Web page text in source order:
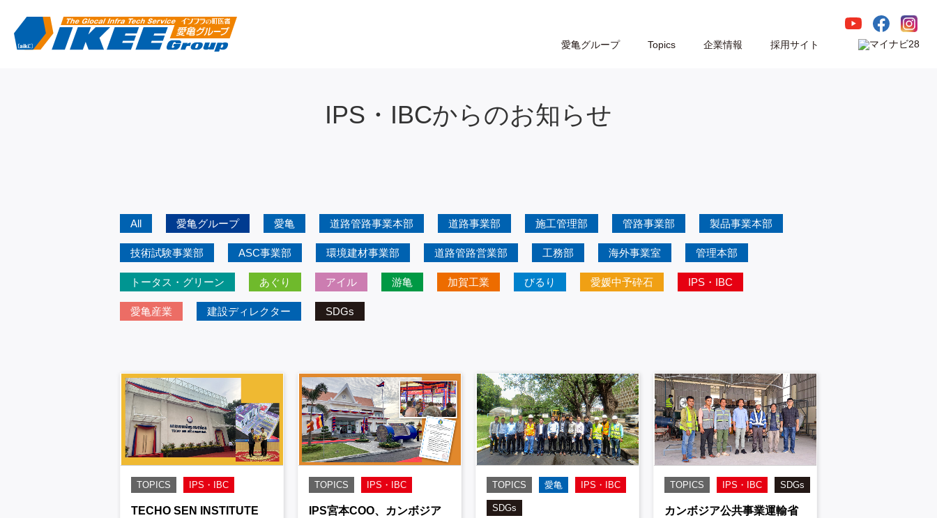
愛亀グループ Topics 企業情報 採用サイト
IPS・IBCからのお知らせ
All 愛亀グループ 愛亀 道路管路事業本部 道路事業部 施工管理部 管路事業部 製品事業本部
技術試験事業部 ASC事業部 環境建材事業部 道路管路営業部 工務部 海外事業室 管理本部
トータス・グリーン あぐり アイル 游亀 加賀工業 びるり 愛媛中予砕石 IPS・IBC
愛亀産業 建設ディレクター SDGs
TOPICS IPS・IBC
TECHO SEN INSTITUTE
TOPICS IPS・IBC
IPS宮本COO、カンボジア
TOPICS 愛亀 IPS・IBC
SDGs
TOPICS IPS・IBC SDGs
カンボジア公共事業運輸省